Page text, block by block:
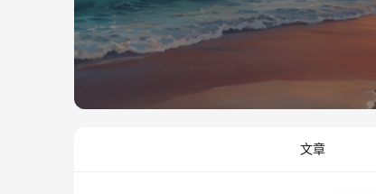
文章